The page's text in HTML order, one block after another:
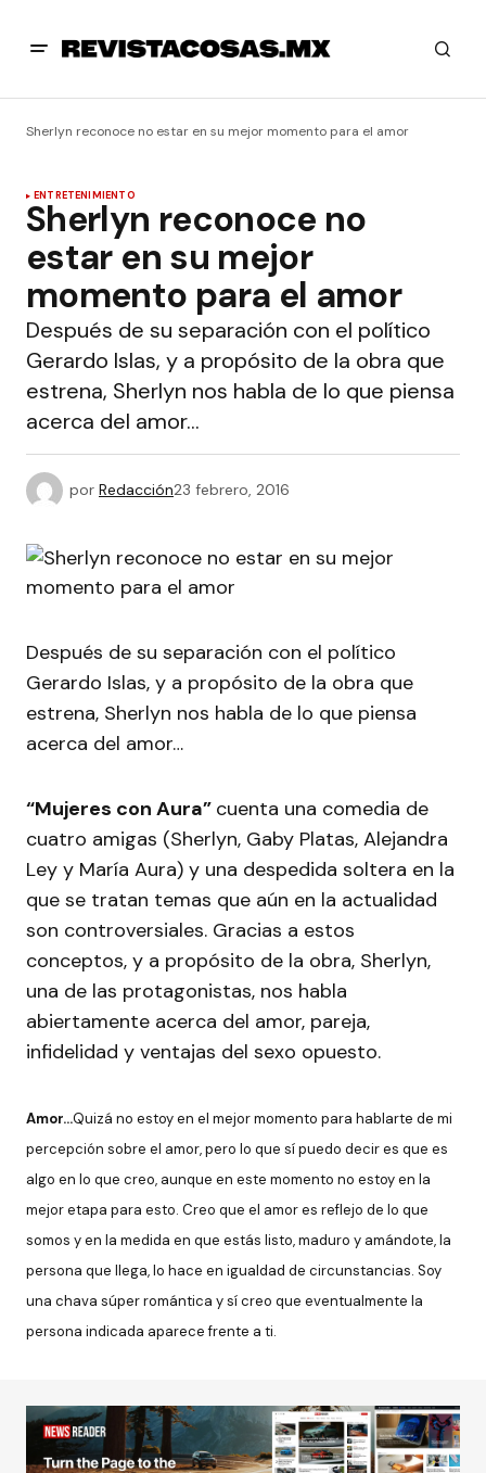
Sherlyn reconoce no estar en su mejor momento para el amor
ENTRETENIMIENTO
Sherlyn reconoce no
estar en su mejor
momento para el amor
Después de su separación con el político
Gerardo Islas, y a propósito de la obra que
estrena, Sherlyn nos habla de lo que piensa
acerca del amor…
por Redacción23 febrero, 2016
Después de su separación con el político
Gerardo Islas, y a propósito de la obra que
estrena, Sherlyn nos habla de lo que piensa
acerca del amor…
“Mujeres con Aura” cuenta una comedia de
cuatro amigas (Sherlyn, Gaby Platas, Alejandra
Ley y María Aura) y una despedida soltera en la
que se tratan temas que aún en la actualidad
son controversiales. Gracias a estos
conceptos, y a propósito de la obra, Sherlyn,
una de las protagonistas, nos habla
abiertamente acerca del amor, pareja,
infidelidad y ventajas del sexo opuesto.
Amor…Quizá no estoy en el mejor momento para hablarte de mi
percepción sobre el amor, pero lo que sí puedo decir es que es
algo en lo que creo, aunque en este momento no estoy en la
mejor etapa para esto. Creo que el amor es reflejo de lo que
somos y en la medida en que estás listo, maduro y amándote, la
persona que llega, lo hace en igualdad de circunstancias. Soy
una chava súper romántica y sí creo que eventualmente la
persona indicada aparece frente a ti.